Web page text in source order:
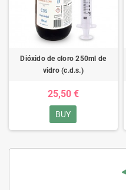
Dióxido de cloro 250ml de
vidro (c.d.s.)
25,50 €
BUY